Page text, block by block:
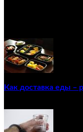
Как доставка еды –